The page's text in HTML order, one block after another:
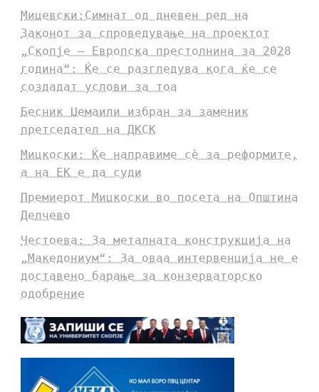
Мицевски:Симнат од дневен ред на
Законот за спроведување на проектот
„Скопје – Европска престолнина за 2028
година“: Ќе се разгледува кога ќе се
создадат услови за тоа
Бесник Џемаили избран за заменик
претседател на ДКСК
Мицкоски: Ќе направиме сè за реформите,
а на ЕК е да суди
Премиерот Мицкоски во посета на Општина
Делчево
Честоева: За металната конструкција на
„Македониум“: За оваа интервенција не е
доставено барање за конзерваторско
одобрение